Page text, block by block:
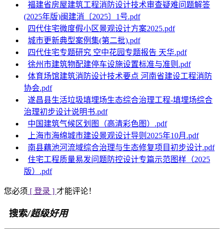
福建省房屋建筑工程消防设计技术审查疑难问题解答
(2025年版)闽建消〔2025〕1号.pdf
四代住宅微度假小区景观设计方案2025.pdf
城市更新典型案例集(第二批).pdf
四代住宅专题研究 空中花园专题报告 天华.pdf
徐州市建筑物配建停车设施设置标准与准则.pdf
体育场馆建筑消防设计技术要点 河南省建设工程消防
协会.pdf
遂昌县生活垃圾填埋场生态综合治理工程-填埋场综合
治理初步设计说明书.pdf
中国建筑气候区划图（高清彩色图）.pdf
上海市海绵城市建设景观设计导则2025年10月.pdf
南县藕池河流域综合治理与生态修复项目初步设计.pdf
住宅工程质量易发问题防控设计专篇示范图样（2025
版）.pdf
您必须 [ 登录 ] 才能评论！
搜索/超级好用